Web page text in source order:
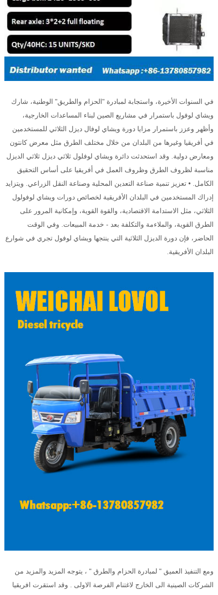
في السنوات الأخيرة، واستجابة لمبادرة "الحزام والطريق" الوطنية، شارك
ويشاي لوفول باستمرار في مشاريع الصين لبناء المساعدات الخارجية،
وأظهر وعزز باستمرار مزايا دورة ويشاي لوفال ديزل الثلاثي للمستخدمين
في أفريقيا وغيرها من البلدان من خلال مختلف الطرق مثل معرض كانتون
ومعارض دولية. وقد استحدثت دائرة ويشاي لوفلول ثلاثي ديزل ثلاثي الديزل
مناسبة لظروف الطرق وظروف العمل في أفريقيا على أساس التحقيق
الكامل. • تعزيز تنمية صناعة التعدين المحلية وصناعة النقل الزراعي. ويتزايد
إدراك المستخدمين في البلدان الأفريقية لخصائص دورات ويشاي لوفولول
الثلاثي، مثل الاستدامة الاقتصادية، والقوة القوية، وإمكانية المرور على
الطرق القوية، والملاءمة والتكلفة بعد - خدمة المبيعات. وفي الوقت
الحاضر، فإن دورة الديزل الثلاثية التي ينتجها ويشاي لوفول تجري في شوارع
البلدان الأفريقية.
ومع التنفيذ العميق " لمبادرة الحزام والطرق " ، يتوجه المزيد والمزيد من
الشركات الصينية الى الخارج لاغتنام الفرصة الاولى . وقد استقرت افريقيا